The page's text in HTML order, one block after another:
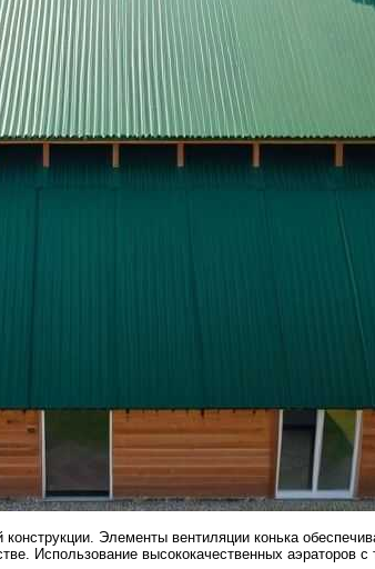
Элементы вентиляции конька
Использование высококачественных аэраторов